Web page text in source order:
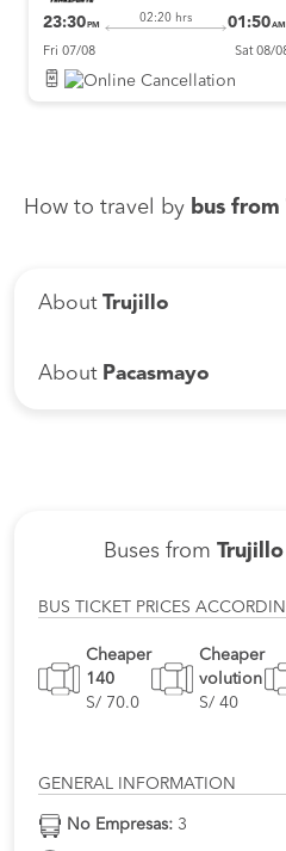
23:30 PM
02:20 hrs 01:50AM
Fri 07/08 Sat 08/
How to travel by bus from
About Trujillo
About Pacasmayo
Buses from
BUS TICKET PRICES
Cheaper
140
S/ 70.0
Cheaper
volution
S/ 40
GENERAL INFORMATION
No Empresas: 3